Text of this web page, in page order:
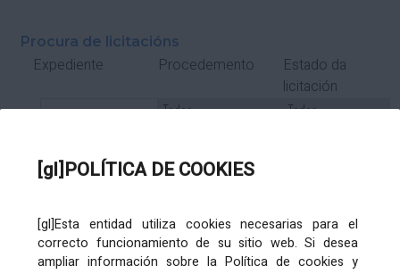
[gl]POLÍTICA DE COOKIES
[gl]Esta entidad utiliza cookies necesarias para el
correcto funcionamiento de su sitio web. Si desea
ampliar información sobre la Política de cookies y
Procura de licitacións
Expediente Procedemento
Estado da
licitación
Subcontrato Tramitación
Órgano de contratación Título